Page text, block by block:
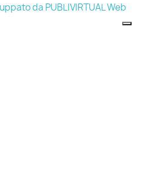
da PUBLIVIRTUAL Web